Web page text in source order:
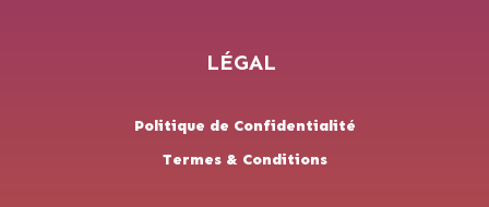
LÉGAL
Politique de Confidentialité
Termes & Conditions